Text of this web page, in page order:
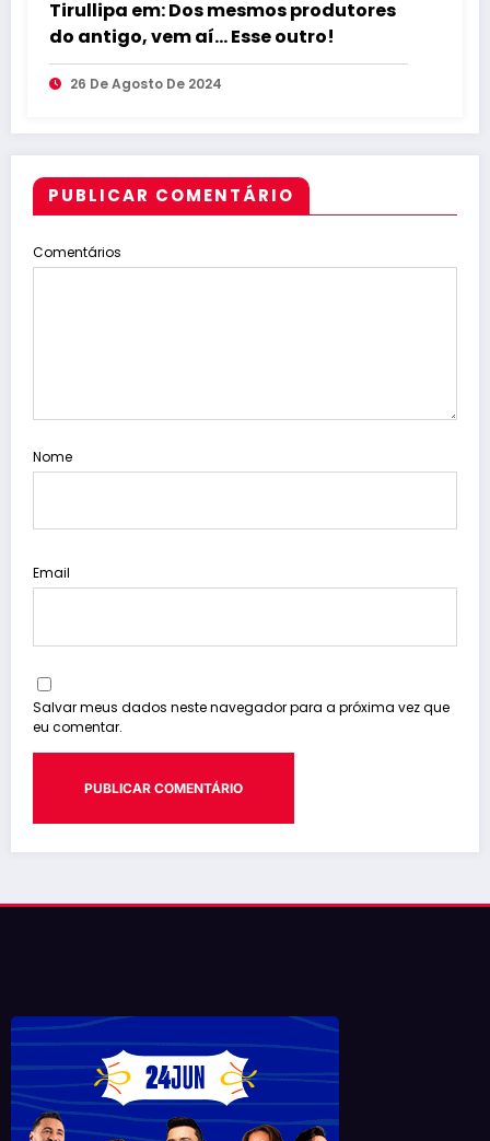
Tirullipa em: Dos mesmos produtores
do antigo, vem aí… Esse outro!
26 De Agosto De 2024
PUBLICAR COMENTÁRIO
Comentários
Nome
Email
Salvar meus dados neste navegador para a próxima vez que
eu comentar.